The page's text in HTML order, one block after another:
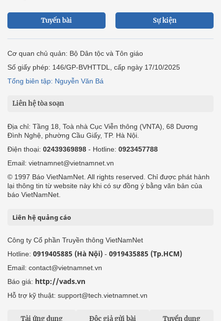
Tuyến bài Sự kiện
Cơ quan chủ quản: Bộ Dân tộc và Tôn giáo
Số giấy phép: 146/GP-BVHTTDL, cấp ngày 17/10/2025
Tổng biên tập: Nguyễn Văn Bá
Liên hệ tòa soạn
Địa chỉ: Tầng 18, Toà nhà Cục Viễn thông (VNTA), 68 Dương
Đình Nghệ, phường Cầu Giấy, TP. Hà Nội.
Điện thoại: 02439369898 - Hotline: 0923457788
Email: vietnamnet@vietnamnet.vn
© 1997 Báo VietNamNet. All rights reserved. Chỉ được phát hành
lại thông tin từ website này khi có sự đồng ý bằng văn bản của
báo VietNamNet.
Liên hệ quảng cáo
Công ty Cổ phần Truyền thông VietNamNet
Hotline: 0919405885 (Hà Nội) - 0919435885 (Tp.HCM)
Email: contact@vietnamnet.vn
Báo giá: http://vads.vn
Hỗ trợ kỹ thuật: support@tech.vietnamnet.vn
Tải ứng dụng Độc giả gửi bài Tuyển dụng